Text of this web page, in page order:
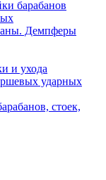
барабанов
Демпферы
и ухода
ударных
стоек,